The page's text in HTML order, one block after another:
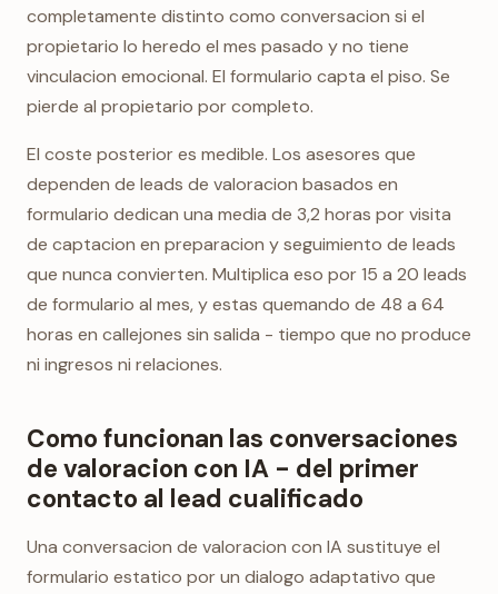
completamente distinto como conversacion si el
propietario lo heredo el mes pasado y no tiene
vinculacion emocional. El formulario capta el piso. Se
pierde al propietario por completo.
El coste posterior es medible. Los asesores que
dependen de leads de valoracion basados en
formulario dedican una media de 3,2 horas por visita
de captacion en preparacion y seguimiento de leads
que nunca convierten. Multiplica eso por 15 a 20 leads
de formulario al mes, y estas quemando de 48 a 64
horas en callejones sin salida - tiempo que no produce
ni ingresos ni relaciones.
Como funcionan las conversaciones
de valoracion con IA - del primer
contacto al lead cualificado
Una conversacion de valoracion con IA sustituye el
formulario estatico por un dialogo adaptativo que